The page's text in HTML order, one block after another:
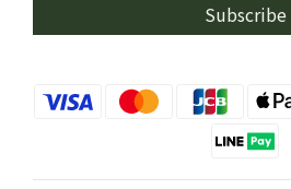
Subscribe